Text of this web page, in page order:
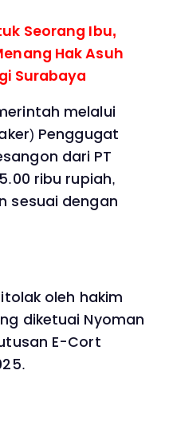
Seorang Ibu,
Hak Asuh
Surabaya
melalui
Penggugat
dari PT
ribu rupiah,
sesuai dengan
oleh hakim
diketuai Nyoman
E-Cort